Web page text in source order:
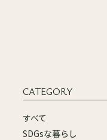
CATEGORY
すべて
SDGsな暮らし